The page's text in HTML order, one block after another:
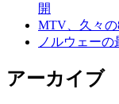
開
MTV、久々の
ノルウェー
アーカイブ